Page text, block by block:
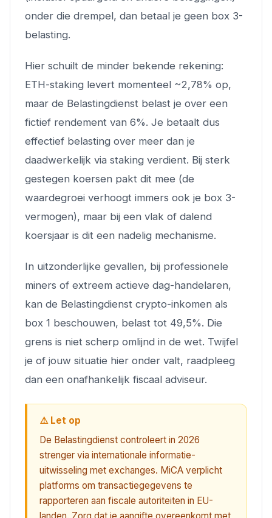
onder die drempel, dan betaal je geen box 3-
belasting.
Hier schuilt de minder bekende rekening:
ETH-staking levert momenteel ~2,78% op,
maar de Belastingdienst belast je over een
fictief rendement van 6%. Je betaalt dus
effectief belasting over meer dan je
daadwerkelijk via staking verdient. Bij sterk
gestegen koersen pakt dit mee (de
waardegroei verhoogt immers ook je box 3-
vermogen), maar bij een vlak of dalend
koersjaar is dit een nadelig mechanisme.
In uitzonderlijke gevallen, bij professionele
miners of extreem actieve dag-handelaren,
kan de Belastingdienst crypto-inkomen als
box 1 beschouwen, belast tot 49,5%. Die
grens is niet scherp omlijnd in de wet. Twijfel
je of jouw situatie hier onder valt, raadpleeg
dan een onafhankelijk fiscaal adviseur.
⚠️ Let op
De Belastingdienst controleert in 2026
strenger via internationale informatie-
uitwisseling met exchanges. MiCA verplicht
platforms om transactiegegevens te
rapporteren aan fiscale autoriteiten in EU-